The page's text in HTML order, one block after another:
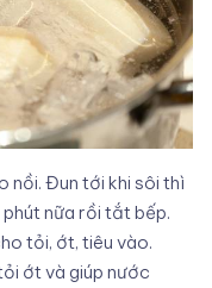
nồi. Đun tới khi sôi thì
phút nữa rồi tắt bếp.
tỏi, ớt, tiêu vào.
ớt và giúp nước